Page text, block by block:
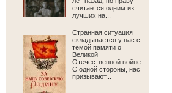
считается одним из
лучших на...
Странная ситуация
складывается у нас с
темой памяти о
Великой
Отечественной войне.
С одной стороны, нас
призывают...